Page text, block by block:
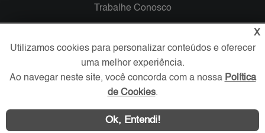
Trabalhe Conosco
Redes Sociais
X
Utilizamos cookies para personalizar conteúdos e oferecer
uma melhor experiência.
Ao navegar neste site, você concorda com a nossa Política
de Cookies.
Ok, Entendi!